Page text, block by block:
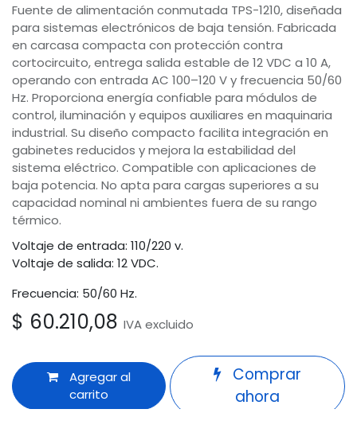
Fuente de alimentación conmutada TPS-1210, diseñada
para sistemas electrónicos de baja tensión. Fabricada
en carcasa compacta con protección contra
cortocircuito, entrega salida estable de 12 VDC a 10 A,
operando con entrada AC 100–120 V y frecuencia 50/60
Hz. Proporciona energía confiable para módulos de
control, iluminación y equipos auxiliares en maquinaria
industrial. Su diseño compacto facilita integración en
gabinetes reducidos y mejora la estabilidad del
sistema eléctrico. Compatible con aplicaciones de
baja potencia. No apta para cargas superiores a su
capacidad nominal ni ambientes fuera de su rango
térmico.
Voltaje de entrada: 110/220 v.
Voltaje de salida: 12 VDC.
Frecuencia: 50/60 Hz.
$ 60.210,08 IVA excluido
Agregar al
carrito
Comprar
ahora